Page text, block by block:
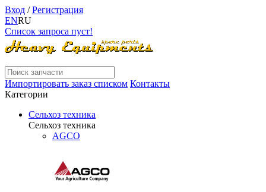
Вход /Регистрация
ENRU
Список запроса пуст!
Импортировать заказ списком Контакты
Категории
Сельхоз техника
Сельхоз техника
AGCO